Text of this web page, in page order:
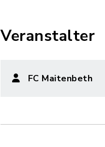
Veranstalter
FC Maitenbeth